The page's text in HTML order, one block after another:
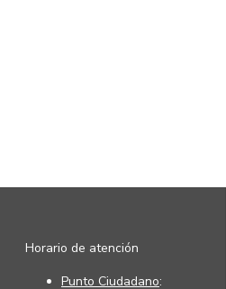
Horario de atención
Punto Ciudadano: